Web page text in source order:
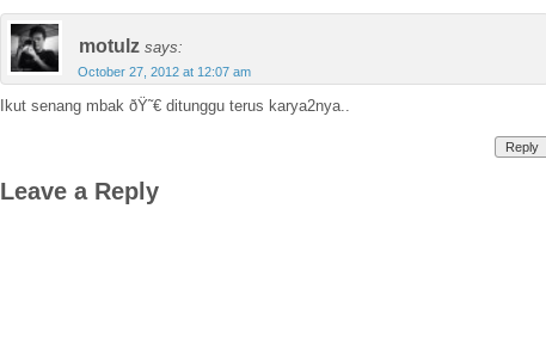
motulz says:
October 27, 2012 at 12:07 am
Ikut senang mbak ðŸ˜€ ditunggu terus karya2nya..
Reply
Leave a Reply